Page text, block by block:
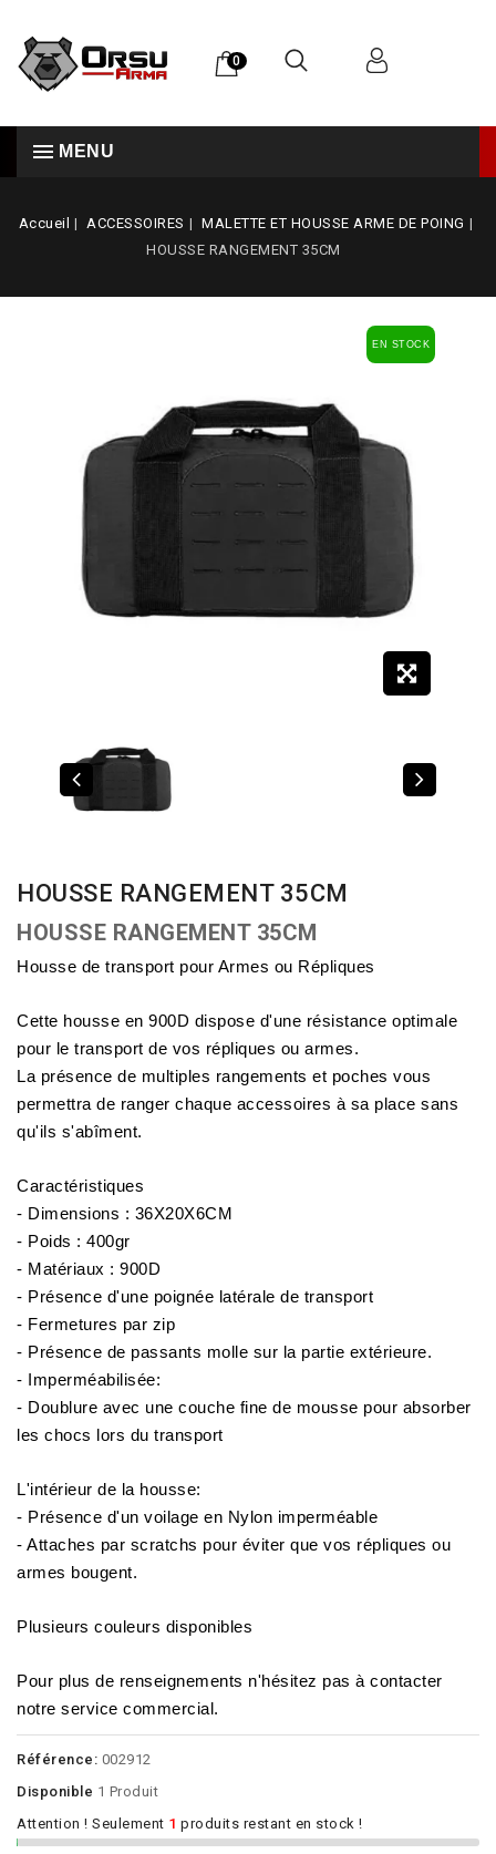
0
MENU
Accueil ACCESSOIRES
MALETTE ET HOUSSE ARME DE POING
HOUSSE RANGEMENT 35CM
EN STOCK
HOUSSE RANGEMENT 35CM
HOUSSE RANGEMENT 35CM
Housse de transport pour Armes ou Répliques
Cette housse en 900D dispose d'une résistance optimale
pour le transport de vos répliques ou armes.
La présence de multiples rangements et poches vous
permettra de ranger chaque accessoires à sa place sans
qu'ils s'abîment.
Caractéristiques
- Dimensions : 36X20X6CM
- Poids : 400gr
- Matériaux : 900D
- Présence d'une poignée latérale de transport
- Fermetures par zip
- Présence de passants molle sur la partie extérieure.
- Imperméabilisée:
- Doublure avec une couche fine de mousse pour absorber
les chocs lors du transport
L'intérieur de la housse:
- Présence d'un voilage en Nylon imperméable
- Attaches par scratchs pour éviter que vos répliques ou
armes bougent.
Plusieurs couleurs disponibles
Pour plus de renseignements n'hésitez pas à contacter
notre service commercial.
Référence: 002912
Disponible 1 Produit
Attention ! Seulement 1 produits restant en stock !